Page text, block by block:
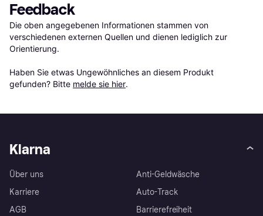
Feedback
Die oben angegebenen Informationen stammen von
verschiedenen externen Quellen und dienen lediglich zur
Orientierung.
Haben Sie etwas Ungewöhnliches an diesem Produkt
gefunden? Bitte melde sie hier.
Klarna
Über uns
Karriere
AGB
Anti-Geldwäsche
Auto-Track
Barrierefreiheit